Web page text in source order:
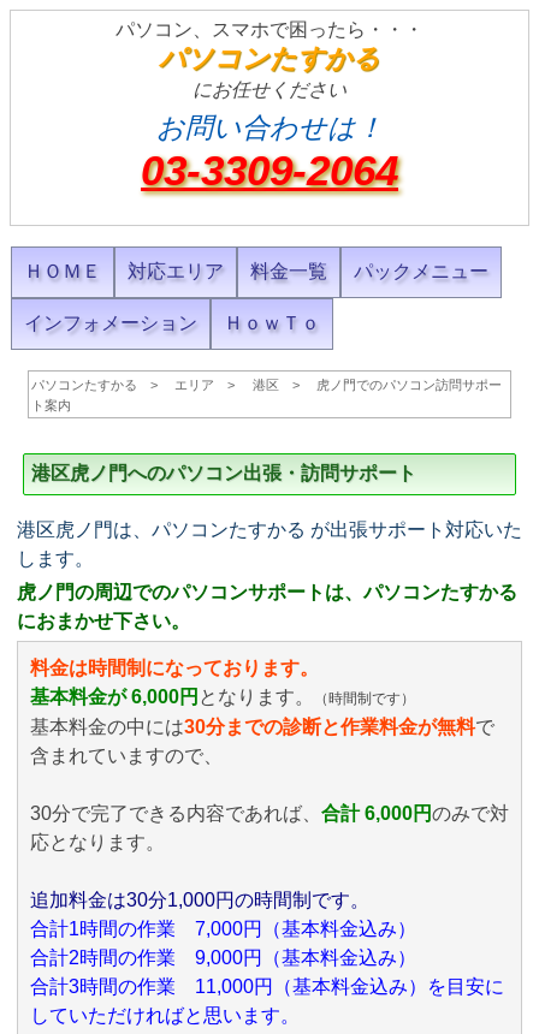
パソコン、スマホで困ったら・・・
パソコンたすかる
にお任せください
お問い合わせは！
03-3309-2064
ＨＯＭＥ 対応エリア 料金一覧 パックメニュー
インフォメーション ＨｏｗＴｏ
パソコンたすかる エリア 港区
虎ノ門でのパソコン訪問サポー
ト案内
港区虎ノ門へのパソコン出張・訪問サポート
港区虎ノ門は、パソコンたすかる が出張サポート対応いた
します。
虎ノ門の周辺でのパソコンサポートは、パソコンたすかる
におまかせ下さい。
料金は時間制になっております。
基本料金が 6,000円 となります。 （時間制です）
基本料金の中には30分までの診断と作業料金が無料で
含まれていますので、
30分で完了できる内容であれば、 合計 6,000円のみで対
応となります。
追加料金は30分1,000円の時間制です。
合計1時間の作業 7,000円（基本料金込み）
合計2時間の作業 9,000円（基本料金込み）
合計3時間の作業 11,000円（基本料金込み）を目安に
していただければと思います。